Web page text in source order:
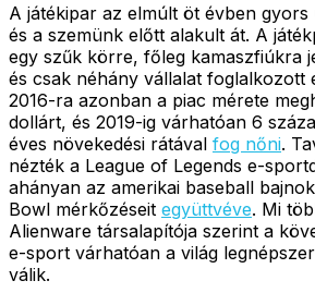
A játékipar az elmúlt öt évben
és a szemünk előtt alakult át. A
egy szűk körre, főleg kamaszfiúkra
és csak néhány vállalat foglalkozott
2016-ra azonban a piac mérete
dollárt, és 2019-ig várhatóan 6
éves növekedési rátával fog nőni.
nézték a League of Legends e-
ahányan az amerikai baseball
Bowl mérkőzéseit együttvéve. Mi
Alienware társalapítója szerint a
e-sport várhatóan a világ
válik.